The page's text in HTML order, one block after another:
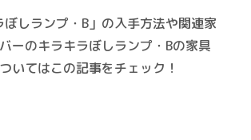
しランプ・B」の入手方法や関連家
ーのキラキラぼしランプ・Bの家具
いてはこの記事をチェック！